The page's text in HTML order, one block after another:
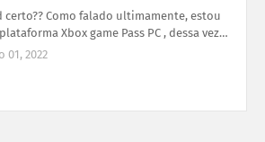
certo?? Como falado ultimamente, estou
Xbox game Pass PC , dessa vez…
01, 2022